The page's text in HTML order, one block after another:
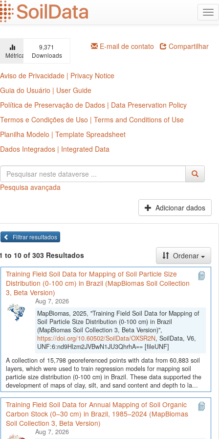
Ir
para
o
principal
Métricas
9,371
Downloads
E-mail de contato Compartilhar
Aviso de Privacidade | Privacy Notice
Guia do Usuário | User Guide
Política de Preservação de Dados | Data Preservation Policy
Termos e Condições de Uso | Terms and Conditions of Use
Planilha Modelo | Template Spreadsheet
Dados Integrados | Integrated Data
Pesquisa avançada
Adicionar dados
Filtrar resultados
to 10 of 303 Resultados
Ordenar
Training Field Soil Data for Mapping of Soil Particle Size
Distribution (0-100 cm) in Brazil (MapBiomas Soil Collection
3, Beta Version)
Aug 7, 2026
MapBiomas, 2025, "Training Field Soil Data for Mapping of
Soil Particle Size Distribution (0-100 cm) in Brazil
(MapBiomas Soil Collection 3, Beta Version)",
https://doi.org/10.60502/SoilData/OXSR2N, SoilData, V6,
UNF:6:nd9Hlzm2JVBwN1JU3QhrhA== [fileUNF]
A collection of 15,798 georeferenced points with data from 60,883 soil
layers, which were used to train regression models for mapping soil
particle size distribution (0-100 cm) in Brazil. These data supported the
development of maps of clay, silt, and sand content and depth to la...
Training Field Soil Data for Annual Mapping of Soil Organic
Carbon Stock (0–30 cm) in Brazil, 1985–2024 (MapBiomas
Soil Collection 3, Beta Version)
Aug 7, 2026